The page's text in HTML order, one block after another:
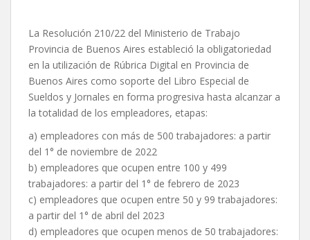
La Resolución 210/22 del Ministerio de Trabajo
Provincia de Buenos Aires estableció la obligatoriedad
en la utilización de Rúbrica Digital en Provincia de
Buenos Aires como soporte del Libro Especial de
Sueldos y Jornales en forma progresiva hasta alcanzar a
la totalidad de los empleadores, etapas:
a) empleadores con más de 500 trabajadores: a partir
del 1° de noviembre de 2022
b) empleadores que ocupen entre 100 y 499
trabajadores: a partir del 1° de febrero de 2023
c) empleadores que ocupen entre 50 y 99 trabajadores:
a partir del 1° de abril del 2023
d) empleadores que ocupen menos de 50 trabajadores: